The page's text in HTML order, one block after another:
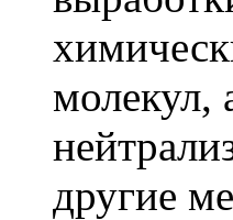
молекул,
другие